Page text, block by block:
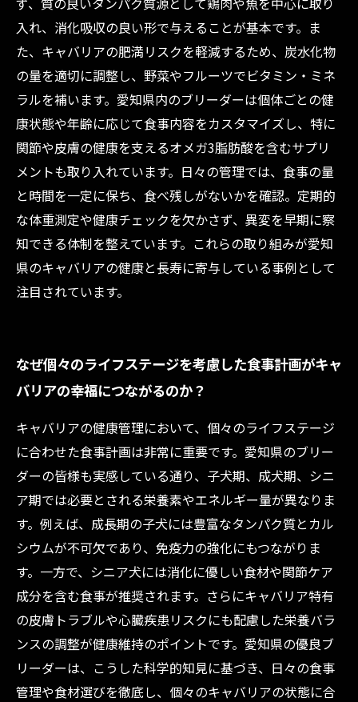
入れ、消化吸収の良い形で与えることが基本です。ま
た、キャバリアの肥満リスクを軽減するため、炭水化物
の量を適切に調整し、野菜やフルーツでビタミン・ミネ
ラルを補います。愛知県内のブリーダーは個体ごとの健
康状態や年齢に応じて食事内容をカスタマイズし、特に
関節や皮膚の健康を支えるオメガ3脂肪酸を含むサプリ
メントも取り入れています。日々の管理では、食事の量
と時間を一定に保ち、食べ残しがないかを確認。定期的
な体重測定や健康チェックを欠かさず、異変を早期に察
知できる体制を整えています。これらの取り組みが愛知
県のキャバリアの健康と長寿に寄与している事例として
注目されています。
なぜ個々のライフステージを考慮した食事計画がキャ
バリアの幸福につながるのか？
キャバリアの健康管理において、個々のライフステージ
に合わせた食事計画は非常に重要です。愛知県のブリー
ダーの皆様も実感している通り、子犬期、成犬期、シニ
ア期では必要とされる栄養素やエネルギー量が異なりま
す。例えば、成長期の子犬には豊富なタンパク質とカル
シウムが不可欠であり、免疫力の強化にもつながりま
す。一方で、シニア犬には消化に優しい食材や関節ケア
成分を含む食事が推奨されます。さらにキャバリア特有
の皮膚トラブルや心臓疾患リスクにも配慮した栄養バラ
ンスの調整が健康維持のポイントです。愛知県の優良ブ
リーダーは、こうした科学的知見に基づき、日々の食事
管理や食材選びを徹底し、個々のキャバリアの状態に合